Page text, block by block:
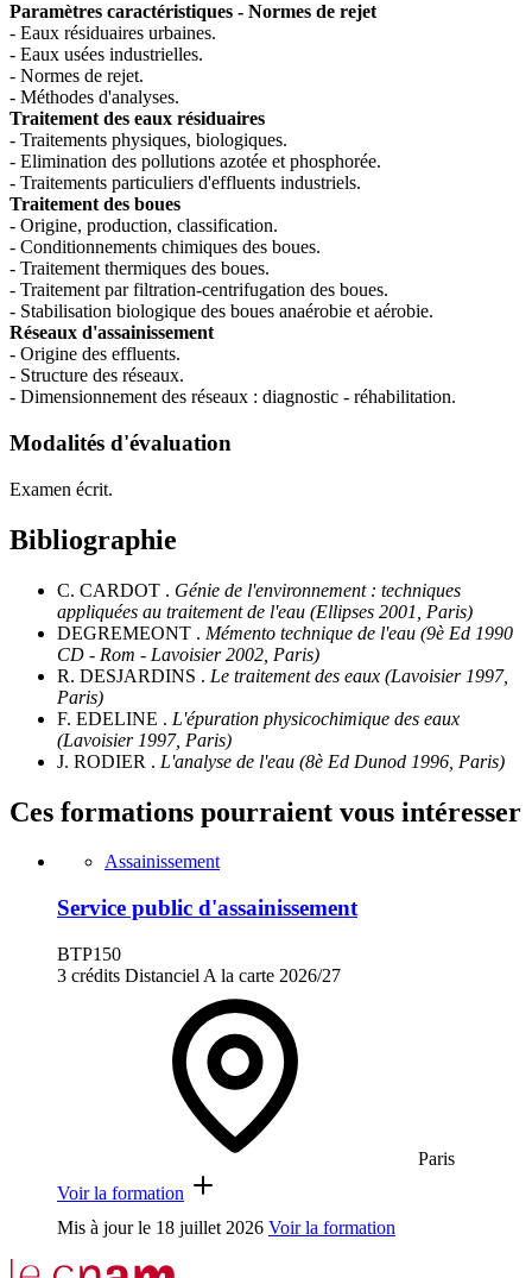
Paramètres caractéristiques - Normes de rejet
- Eaux résiduaires urbaines.
- Eaux usées industrielles.
- Normes de rejet.
- Méthodes d'analyses.
Traitement des eaux résiduaires
- Traitements physiques, biologiques.
- Elimination des pollutions azotée et phosphorée.
- Traitements particuliers d'effluents industriels.
Traitement des boues
- Origine, production, classification.
- Conditionnements chimiques des boues.
- Traitement thermiques des boues.
- Traitement par filtration-centrifugation des boues.
- Stabilisation biologique des boues anaérobie et aérobie.
Réseaux d'assainissement
- Origine des effluents.
- Structure des réseaux.
- Dimensionnement des réseaux : diagnostic - réhabilitation.
Modalités d'évaluation
Examen écrit.
Bibliographie
C. CARDOT . Génie de l'environnement : techniques
appliquées au traitement de l'eau (Ellipses 2001, Paris)
DEGREMEONT . Mémento technique de l'eau (9è Ed 1990
CD - Rom - Lavoisier 2002, Paris)
R. DESJARDINS . Le traitement des eaux (Lavoisier 1997,
Paris)
F. EDELINE . L'épuration physicochimique des eaux
(Lavoisier 1997, Paris)
J. RODIER . L'analyse de l'eau (8è Ed Dunod 1996, Paris)
Ces formations pourraient vous intéresser
Assainissement
Service public d'assainissement
BTP150
3 crédits Distanciel A la carte 2026/27
Paris
Voir la formation
Mis à jour le 18 juillet 2026 Voir la formation